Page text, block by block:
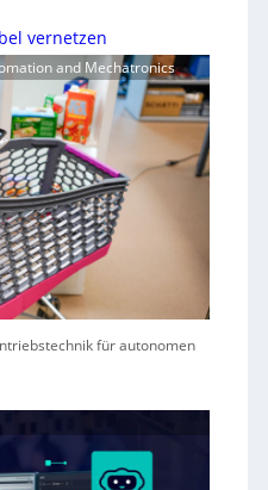
vernetzen
and Mechatronics
für autonomen